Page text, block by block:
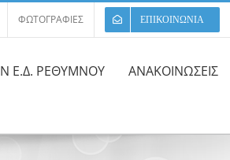
ΦΩΤΟΓΡΑΦΙΕΣ ΕΠΙΚΟΙΝΩΝΙΑ
Ε.Δ. ΡΕΘΥΜΝΟΥ ΑΝΑΚΟΙΝΩΣΕΙΣ